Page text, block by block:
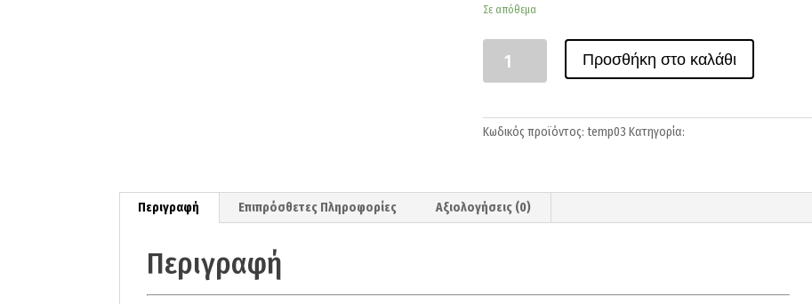
Σε απόθεμα
Προσθήκη στο καλάθι
Κωδικός προϊόντος: temp03 Κατηγορία:
Περιγραφή Επιπρόσθετες Πληροφορίες Αξιολογήσεις (0)
Περιγραφή